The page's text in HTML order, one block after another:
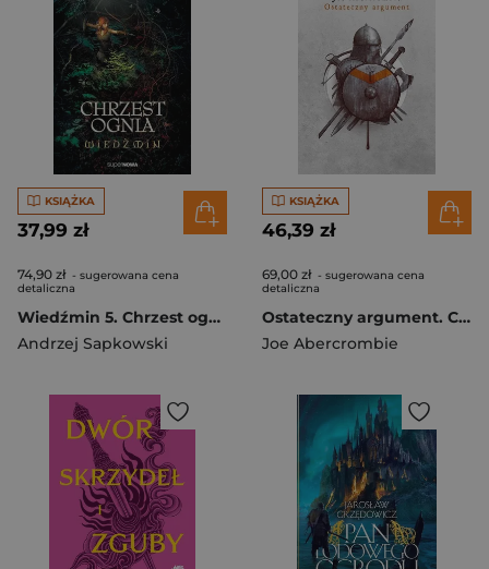
KSIĄŻKA
37,99 zł
74,90 zł - sugerowana cena
detaliczna
Wiedźmin 5. Chrzest ognia
Andrzej Sapkowski
KSIĄŻKA
46,39 zł
69,00 zł - sugerowana cena
detaliczna
Ostateczny argument. Cykl Pierwsze Prawo. Księga 3
Joe Abercrombie